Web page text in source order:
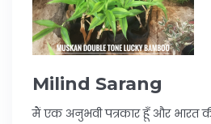
Milind Sarang
मैं एक अनुभवी पत्रकार हूँ और भारत